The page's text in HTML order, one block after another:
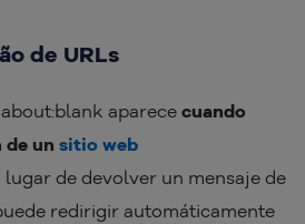
de URLs
aparececuando
de un sitio web
lugar de devolver un mensaje de
redirigir automáticamente